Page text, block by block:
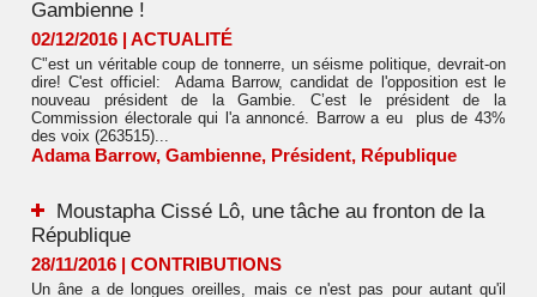
Gambienne !
02/12/2016 | ACTUALITÉ
C'’est un véritable coup de tonnerre, un séisme politique, devrait-on
dire! C'est officiel: Adama Barrow, candidat de l'opposition est le
nouveau président de la Gambie. C’est le président de la
Commission électorale qui l'a annoncé. Barrow a eu plus de 43%
des voix (263515)...
Adama Barrow, Gambienne, Président, République
Moustapha Cissé Lô, une tâche au fronton de la
République
28/11/2016 | CONTRIBUTIONS
Un âne a de longues oreilles, mais ce n'est pas pour autant qu'il